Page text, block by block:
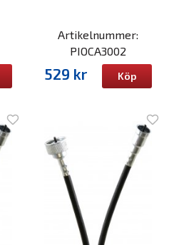
Artikelnummer:
PIOCA3002
529 kr Köp